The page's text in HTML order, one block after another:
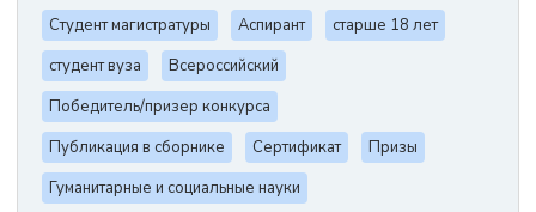
Студент магистратуры
Аспирант
старше 18 лет
студент вуза
Всероссийский
Победитель/призер конкурса
Публикация в сборнике
Сертификат
Призы
Гуманитарные и социальные науки